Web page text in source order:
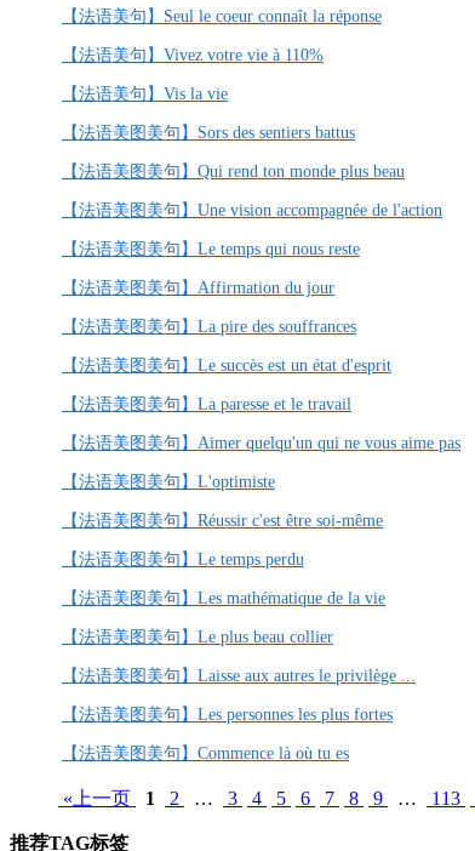
【法语美句】Seul le coeur connaît la réponse
【法语美句】Vivez votre vie à 110%
【法语美句】Vis la vie
【法语美图美句】Sors des sentiers battus
【法语美图美句】Qui rend ton monde plus beau
【法语美图美句】Une vision accompagnée de l'action
【法语美图美句】Le temps qui nous reste
【法语美图美句】Affirmation du jour
【法语美图美句】La pire des souffrances
【法语美图美句】Le succès est un état d'esprit
【法语美图美句】La paresse et le travail
【法语美图美句】Aimer quelqu'un qui ne vous aime pas
【法语美图美句】L'optimiste
【法语美图美句】Réussir c'est être soi-même
【法语美图美句】Le temps perdu
【法语美图美句】Les mathématique de la vie
【法语美图美句】Le plus beau collier
【法语美图美句】Laisse aux autres le privilège ...
【法语美图美句】Les personnes les plus fortes
【法语美图美句】Commence là où tu es
«上一页 1 2 … 3 4 5 6 7 8 9 … 113
推荐TAG标签